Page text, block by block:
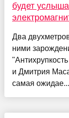
будет
Два
ними
и Дмитрия
самая ожидае...